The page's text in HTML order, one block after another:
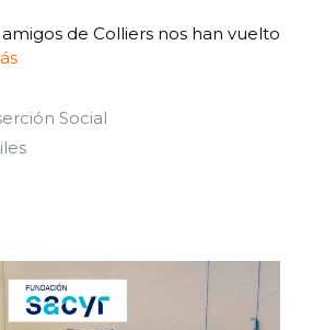
de Colliers nos han vuelto
Social